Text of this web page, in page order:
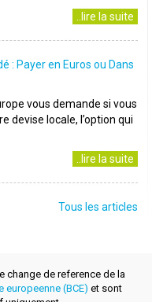
..lire la suite
: Payer en Euros ou Dans
vous demande si vous
devise locale, l’option qui
..lire la suite
Tous les articles
change de reference de la
europeenne (BCE) et sont